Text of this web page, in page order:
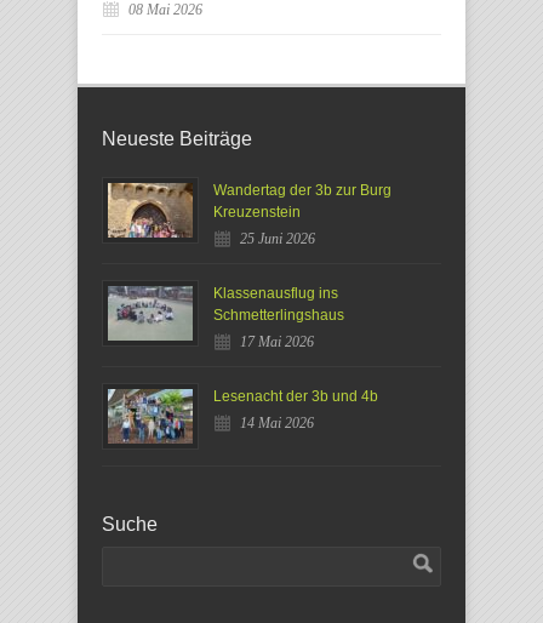
08 Mai 2026
Neueste Beiträge
Wandertag der 3b zur Burg
Kreuzenstein
25 Juni 2026
Klassenausflug ins
Schmetterlingshaus
17 Mai 2026
Lesenacht der 3b und 4b
14 Mai 2026
Suche